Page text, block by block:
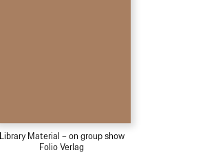
Library Material – on group show
Folio Verlag